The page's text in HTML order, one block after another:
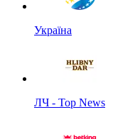
Україна
ЛЧ - Top News